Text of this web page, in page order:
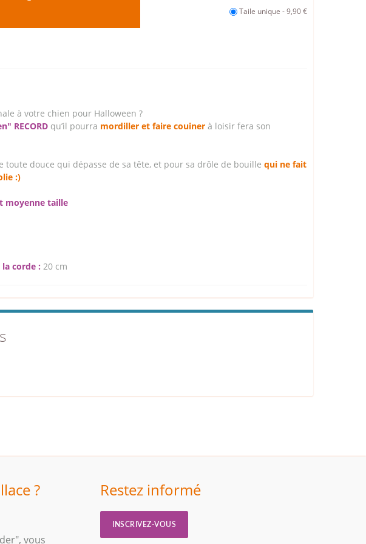
Taile unique - 9,90 €
à votre chien pour Halloween ?
RECORD qu’il pourra mordiller et faire couiner à loisir fera son
douce qui dépasse de sa tête, et pour sa drôle de bouille qui ne fait
:)
moyenne taille
corde : 20 cm
?
vous
Restez informé
INSCRIVEZ-VOUS